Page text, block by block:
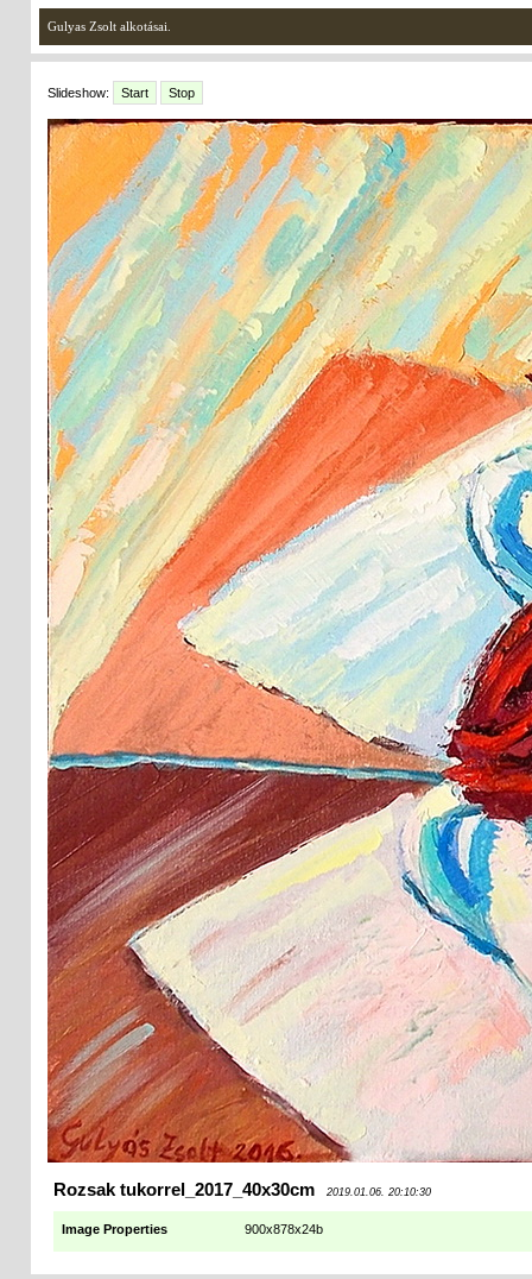
Gulyas Zsolt alkotásai.
Slideshow: Start Stop
Rozsak tukorrel_2017_40x30cm 2019.01.06. 20:10:30
Image Properties 900x878x24b